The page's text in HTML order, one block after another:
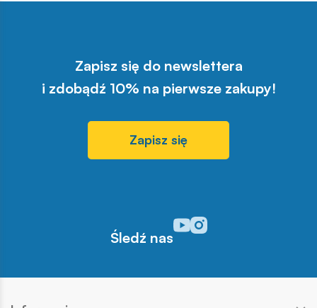
Zapisz się do newslettera
i zdobądź 10% na pierwsze zakupy!
Zapisz się
Śledź nas
Odwiedź nasz profil w
Odwiedź nasz profil w